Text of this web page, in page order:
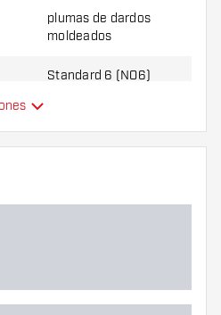
plumas de dardos
moldeados
Standard 6 (NO6)
moldeados